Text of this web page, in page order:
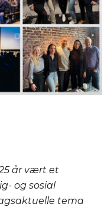
år vært et
og sosial
tema